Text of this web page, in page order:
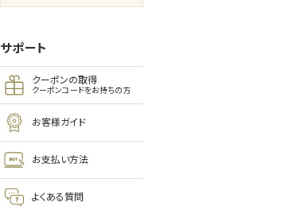
サポート
クーポンの取得
クーポンコードをお持ちの方
お客様ガイド
お支払い方法
よくある質問